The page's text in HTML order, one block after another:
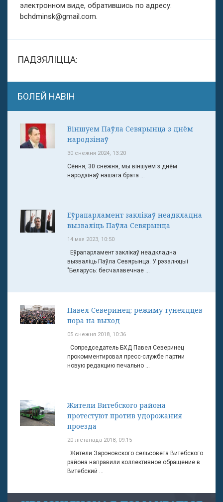
электронном виде, обратившись по адресу:
bchdminsk@gmail.com.
ПАДЗЯЛІЦЦА:
БОЛЕЙ НАВІН
Віншуем Паўла Севярынца з днём
народзінаў
30 снежня 2024, 13:20
Сёння, 30 снежня, мы віншуем з днём
народзінаў нашага брата ...
Еўрапарламент заклікаў неадкладна
вызваліць Паўла Севярынца
14 мая 2023, 10:50
Еўрапарламент заклікаў неадкладна
вызваліць Паўла Севярынца. У рэзалюцыі
"Беларусь: бесчалавечнае ...
Павел Северинец: режиму тунеядцев
пора на выход
05 снежня 2018, 10:36
Сопредседатель БХД Павел Северинец
прокомментировал пресс-службе партии
новую редакцию печально ...
Жители Витебского района
протестуют против удорожания
проезда
20 лістапада 2018, 09:15
Жители Зароновского сельсовета Витебского
района направили коллективное обращение в
Витебский ...